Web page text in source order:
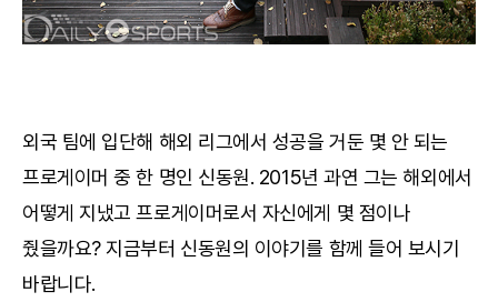
외국 팀에 입단해 해외 리그에서 성공을 거둔 몇 안 되는
프로게이머 중 한 명인 신동원. 2015년 과연 그는 해외에서
어떻게 지냈고 프로게이머로서 자신에게 몇 점이나
줬을까요? 지금부터 신동원의 이야기를 함께 들어 보시기
바랍니다.